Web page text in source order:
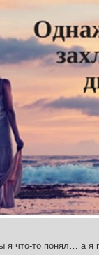
я что-то понял… а